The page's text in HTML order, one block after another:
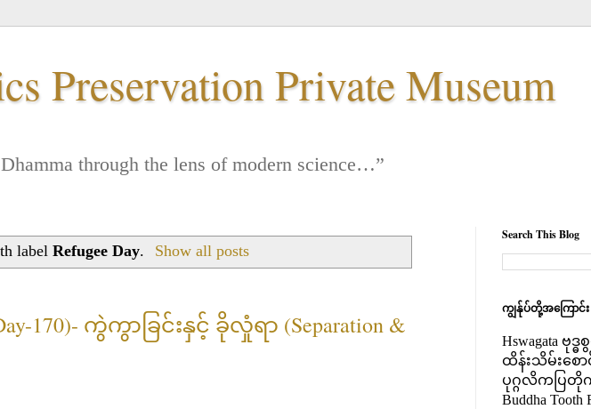
Preservation Private Museum
through the lens of modern science…”
label Refugee Day. Show all posts
170)- ကွဲကွာခြင်းနှင့် ခိုလှုံရာ (Separation &
Search This Blog
ကျွန်ုပ်တို့အကြောင်း
Hswagata ဗုဒ္
ထိန်းသိမ်းစော
ပုဂ္ဂလိကပြတိုက်
Buddha Tooth